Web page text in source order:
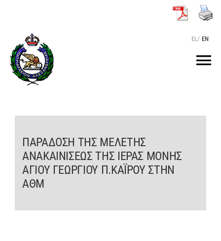
περιεχόμενο
EL/ EN
ΤΟ ΠΑΤΡΙΑΡΧΕΙΟ
ΠΑΡΑΔΟΣΗ ΤΗΣ ΜΕΛΕΤΗΣ
ΑΝΑΚΑΙΝΙΣΕΩΣ ΤΗΣ ΙΕΡΑΣ ΜΟΝΗΣ
ΑΓΙΟΥ ΓΕΩΡΓΙΟΥ Π.ΚΑΪΡΟΥ ΣΤΗΝ
ΑΘΜ